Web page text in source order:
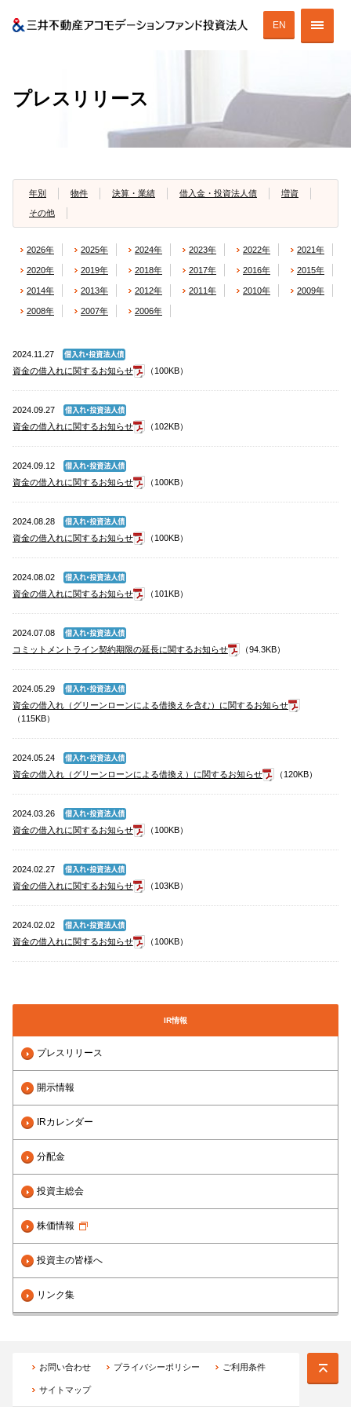
EN
投資法人の戦略
ポートフォリオ
財務情報
IR情報
プレスリリース
年別 物件 決算・業績 借入金・投資法人債 増資
その他
2026年 2025年 2024年 2023年 2022年 2021年
2020年 2019年 2018年 2017年 2016年 2015年
2014年 2013年 2012年 2011年 2010年 2009年
2008年 2007年 2006年
2024.11.27
資金の借入れに関するお知らせ
（100KB）
2024.09.27
資金の借入れに関するお知らせ
（102KB）
2024.09.12
資金の借入れに関するお知らせ
（100KB）
2024.08.28
資金の借入れに関するお知らせ
（100KB）
2024.08.02
資金の借入れに関するお知らせ
（101KB）
2024.07.08
コミットメントライン契約期限の延長に関するお知らせ
（94.3KB）
2024.05.29
資金の借入れ（グリーンローンによる借換えを含む）に関するお知らせ
（115KB）
2024.05.24
資金の借入れ（グリーンローンによる借換え）に関するお知らせ
（120KB）
2024.03.26
資金の借入れに関するお知らせ
（100KB）
2024.02.27
資金の借入れに関するお知らせ
（103KB）
2024.02.02
資金の借入れに関するお知らせ
（100KB）
IR情報
プレスリリース
開示情報
IRカレンダー
分配金
投資主総会
株価情報
投資主の皆様へ
リンク集
お問い合わせ プライバシーポリシー ご利用条件
サイトマップ